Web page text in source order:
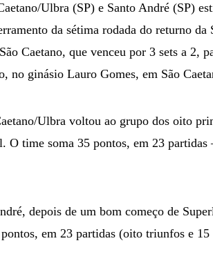
Ulbra (SP) e Santo André (SP)
da sétima rodada do returno
Caetano, que venceu por 3 sets a 2,
no ginásio Lauro Gomes, em São
Ulbra voltou ao grupo dos oito
O time soma 35 pontos, em 23
depois de um bom começo de
em 23 partidas (oito triunfos e